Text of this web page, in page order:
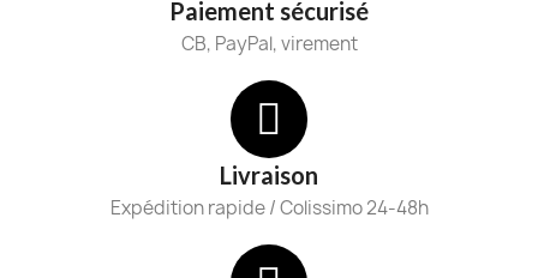
Paiement sécurisé
CB, PayPal, virement
Livraison
Expédition rapide / Colissimo 24-48h